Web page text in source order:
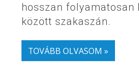
hosszan folyamatosan
között szakaszán.
TOVÁBB OLVASOM »